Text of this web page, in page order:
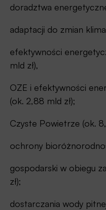
doradztwa
adaptacji do zmian
efektywności
mld zł),
OZE i efektywności
(ok. 2,88 mld zł);
Czyste Powietrze (ok.
ochrony
gospodarski w obiegu
zł);
dostarczania wody